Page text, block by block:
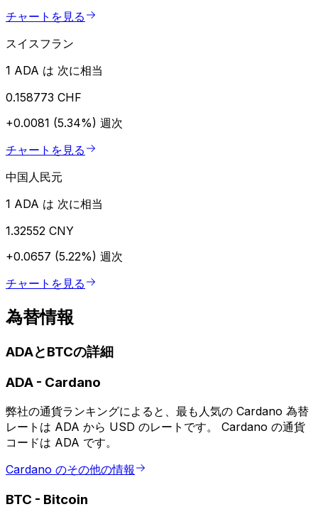
チャートを見る
スイスフラン
1 ADA は 次に相当
0.158773 CHF
+0.0081 (5.34%) 週次
チャートを見る
中国人民元
1 ADA は 次に相当
1.32552 CNY
+0.0657 (5.22%) 週次
チャートを見る
為替情報
ADAとBTCの詳細
ADA - Cardano
弊社の通貨ランキングによると、最も人気の Cardano 為替
レートは ADA から USD のレートです。 Cardano の通貨
コードは ADA です。
Cardano のその他の情報
BTC - Bitcoin